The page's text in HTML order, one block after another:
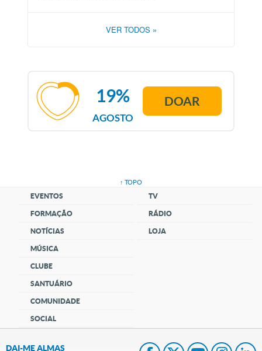
VER TODOS »
AGOSTO
19% DOAR
↑ TOPO
EVENTOS
FORMAÇÃO
NOTÍCIAS
MÚSICA
CLUBE
SANTUÁRIO
COMUNIDADE
SOCIAL
TV
RÁDIO
LOJA
DAI-ME ALMAS